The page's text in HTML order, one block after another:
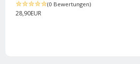
(0 Bewertungen)
28,90EUR